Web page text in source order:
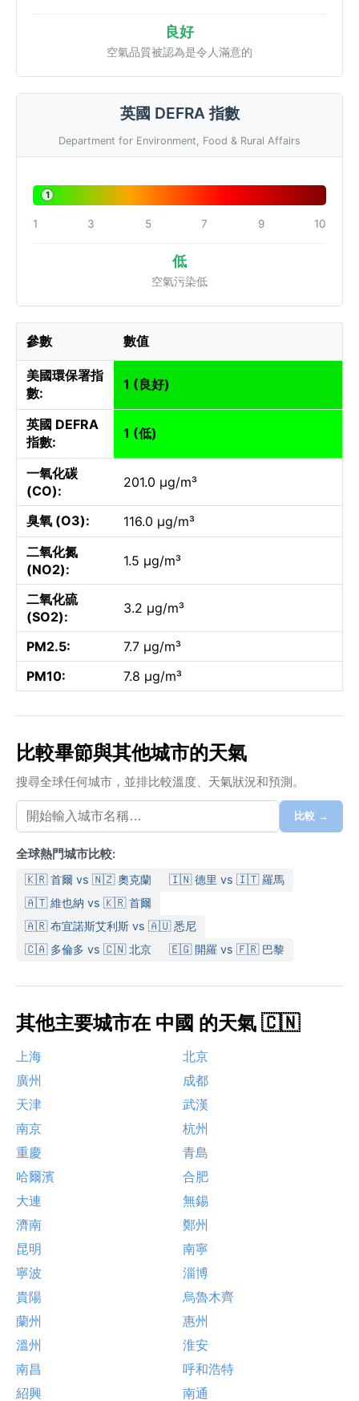
良好
空氣品質被認為是令人滿意的
英國 DEFRA 指數
Department for Environment, Food & Rural Affairs
1
1 3 5 7 9 10
低
空氣污染低
參數 數值
美國環保署指
數:
1 (良好)
英國 DEFRA
指數:
1 (低)
一氧化碳
(CO):
201.0 µg/m³
臭氧 (O3):
116.0 µg/m³
二氧化氮
(NO2):
1.5 µg/m³
二氧化硫
(SO2):
3.2 µg/m³
PM2.5:
7.7 µg/m³
PM10:
7.8 µg/m³
比較畢節與其他城市的天氣
搜尋全球任何城市，並排比較溫度、天氣狀況和預測。
比較 →
全球熱門城市比較:
🇰🇷 首爾 vs 🇳🇿 奧克蘭
🇮🇳 德里 vs 🇮🇹 羅馬
🇦🇹 維也納 vs 🇰🇷 首爾
🇦🇷 布宜諾斯艾利斯 vs 🇦🇺 悉尼
🇨🇦 多倫多 vs 🇨🇳 北京
🇪🇬 開羅 vs 🇫🇷 巴黎
其他主要城市在 中國 的天氣 🇨🇳
上海
北京
廣州
成都
天津
武漢
南京
杭州
重慶
青島
哈爾濱
合肥
大連
無錫
濟南
鄭州
昆明
南寧
寧波
淄博
貴陽
烏魯木齊
蘭州
惠州
溫州
淮安
南昌
呼和浩特
紹興
南通